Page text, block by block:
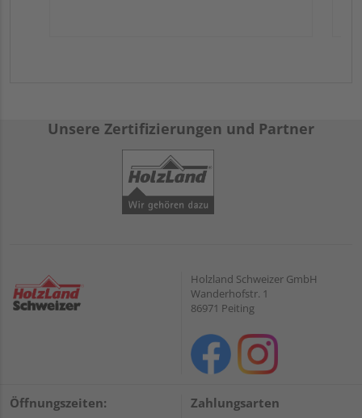
Unsere Zertifizierungen und Partner
Holzland Schweizer GmbH
Wanderhofstr. 1
86971 Peiting
Öffnungszeiten: Zahlungsarten